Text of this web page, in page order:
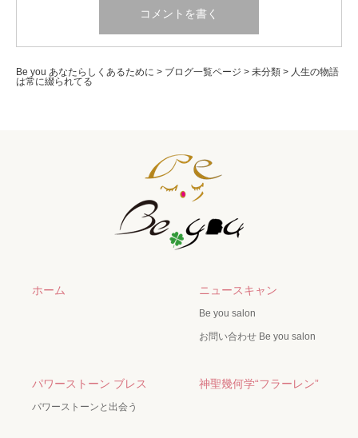
Be you あなたらしくあるために > ブログ一覧ページ > 未分類 > 人生の物語
は常に綴られてる
ホーム ニュースキャン
Be you salon
お問い合わせ Be you salon
パワーストーン ブレス
パワーストーンと出会う
神聖幾何学“フラーレン”